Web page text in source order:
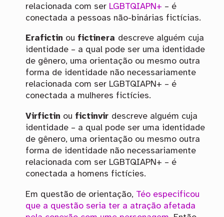
relacionada com ser LGBTQIAPN+ – é
conectada a pessoas não-binárias fictícias.
Erafictin ou fictinera descreve alguém cuja
identidade – a qual pode ser uma identidade
de gênero, uma orientação ou mesmo outra
forma de identidade não necessariamente
relacionada com ser LGBTQIAPN+ – é
conectada a mulheres fictícies.
Virfictin ou fictinvir descreve alguém cuja
identidade – a qual pode ser uma identidade
de gênero, uma orientação ou mesmo outra
forma de identidade não necessariamente
relacionada com ser LGBTQIAPN+ – é
conectada a homens fictícies.
Em questão de orientação, Téo especificou
que a questão seria ter a atração afetada